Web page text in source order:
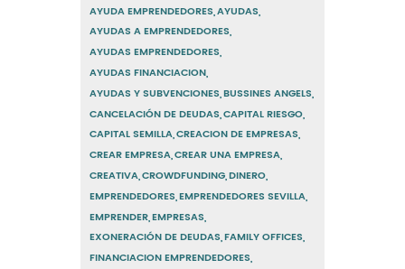
AYUDA EMPRENDEDORES AYUDAS
AYUDAS A EMPRENDEDORES
AYUDAS EMPRENDEDORES
AYUDAS FINANCIACION
AYUDAS Y SUBVENCIONES BUSSINES ANGELS
CANCELACIÓN DE DEUDAS CAPITAL RIESGO
CAPITAL SEMILLA CREACION DE EMPRESAS
CREAR EMPRESA CREAR UNA EMPRESA
CREATIVA CROWDFUNDING DINERO
EMPRENDEDORES EMPRENDEDORES SEVILLA
EMPRENDER EMPRESAS
EXONERACIÓN DE DEUDAS FAMILY OFFICES
FINANCIACION EMPRENDEDORES